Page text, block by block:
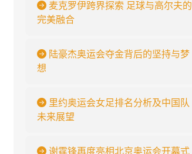
麦克罗伊跨界探索 足球与高尔夫的
完美融合
陆豪杰奥运会夺金背后的坚持与梦
想
里约奥运会女足排名分析及中国队
未来展望
谢霆锋再度亮相北京奥运会开幕式